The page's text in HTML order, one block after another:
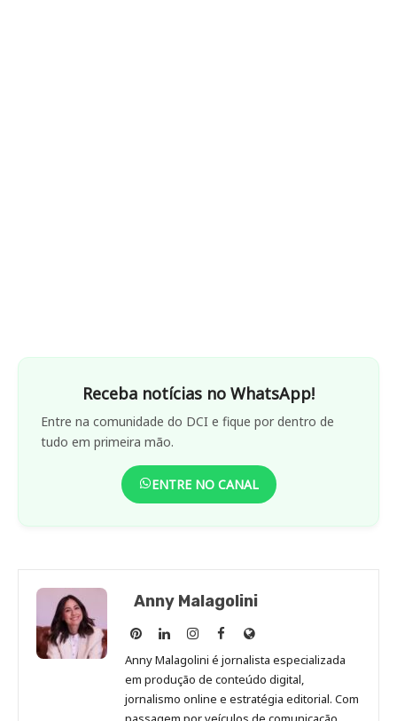
Receba notícias no WhatsApp!
Entre na comunidade do DCI e fique por dentro de
tudo em primeira mão.
ENTRE NO CANAL
Anny Malagolini
Anny
Malagolini
no
Pinterest
Anny
Malagolini
no
LinkedIn
Anny
Malagolini
no
Instagram
Anny
Malagolini
no
Facebook
Site
de
Anny
Malagolini
Anny Malagolini é jornalista especializada
em produção de conteúdo digital,
jornalismo online e estratégia editorial. Com